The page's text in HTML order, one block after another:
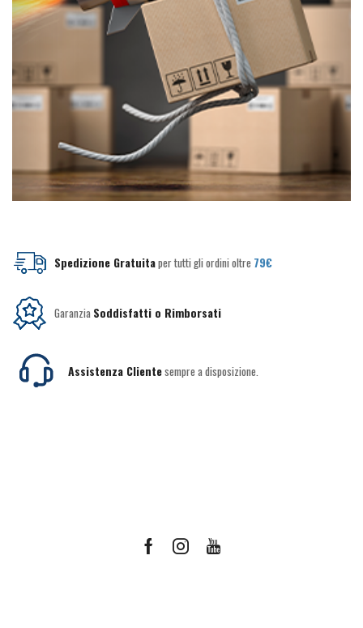
Spedizione Gratuitaper tutti gli ordini oltre 79€
Garanzia Soddisfatti o Rimborsati
Assistenza Clientesempre a disposizione.
FacebookInstagramYoutube